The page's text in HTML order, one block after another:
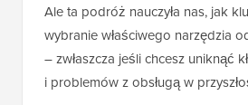
Ale ta podróż nauczyła nas, jak
wybranie właściwego narzędzia
– zwłaszcza jeśli chcesz uniknąć
i problemów z obsługą w